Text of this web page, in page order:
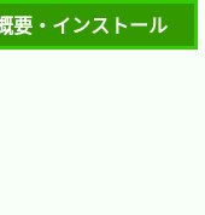
要・インストール